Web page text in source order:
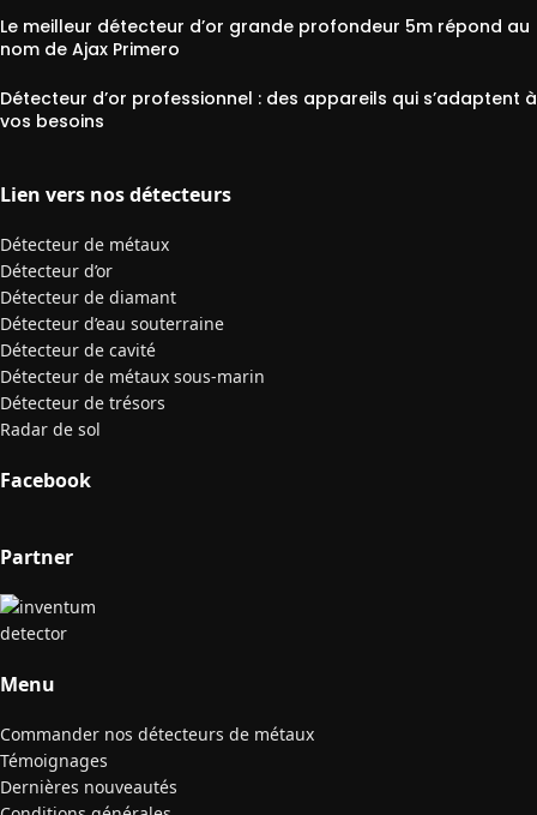
Le meilleur détecteur d’or grande profondeur 5m répond au
nom de Ajax Primero
Détecteur d’or professionnel : des appareils qui s’adaptent à
vos besoins
Lien vers nos détecteurs
Détecteur de métaux
Détecteur d’or
Détecteur de diamant
Détecteur d’eau souterraine
Détecteur de cavité
Détecteur de métaux sous-marin
Détecteur de trésors
Radar de sol
Facebook
Partner
Menu
Commander nos détecteurs de métaux
Témoignages
Dernières nouveautés